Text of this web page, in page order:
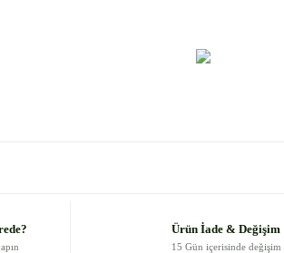
Ürün İade & Değişim
15 Gün içerisinde değişim